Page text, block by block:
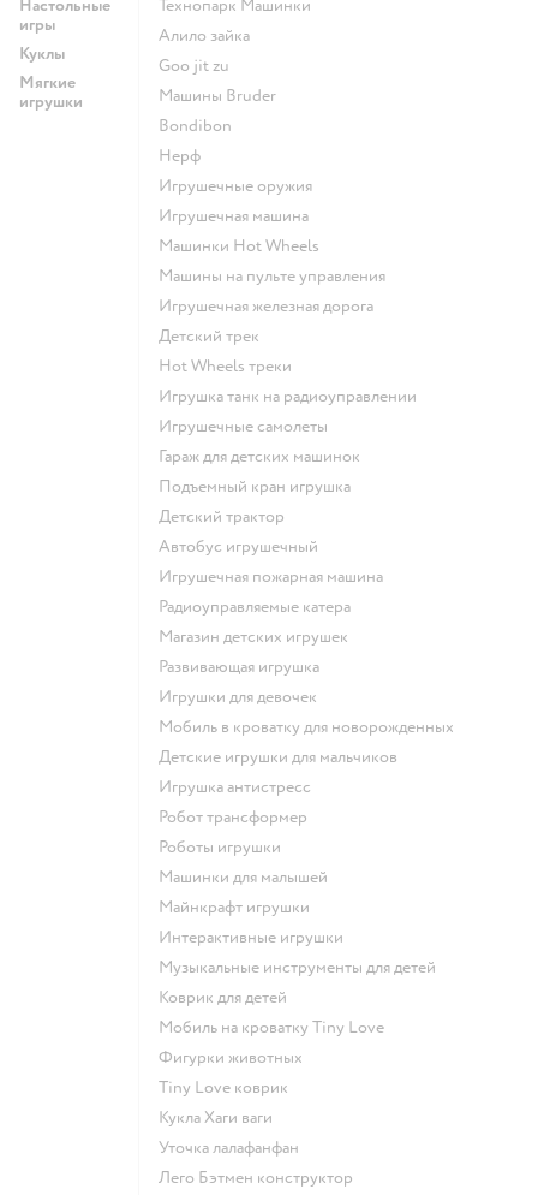
Настольные
игры
Куклы
Мягкие
игрушки
Технопарк Машинки
Алило зайка
Goo jit zu
Машины Bruder
Bondibon
Нерф
Игрушечные оружия
Игрушечная машина
Машинки Hot Wheels
Машины на пульте управления
Игрушечная железная дорога
Детский трек
Hot Wheels треки
Игрушка танк на радиоуправлении
Игрушечные самолеты
Гараж для детских машинок
Подъемный кран игрушка
Детский трактор
Автобус игрушечный
Игрушечная пожарная машина
Радиоуправляемые катера
Магазин детских игрушек
Развивающая игрушка
Игрушки для девочек
Мобиль в кроватку для новорожденных
Детские игрушки для мальчиков
Игрушка антистресс
Робот трансформер
Роботы игрушки
Машинки для малышей
Майнкрафт игрушки
Интерактивные игрушки
Музыкальные инструменты для детей
Коврик для детей
Мобиль на кроватку Tiny Love
Фигурки животных
Tiny Love коврик
Кукла Хаги ваги
Уточка лалафанфан
Лего Бэтмен конструктор